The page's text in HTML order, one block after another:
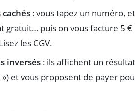
: vous tapez un numéro,
gratuit… puis on vous facture 5
les CGV.
inversés : ils affichent un
et vous proposent de payer